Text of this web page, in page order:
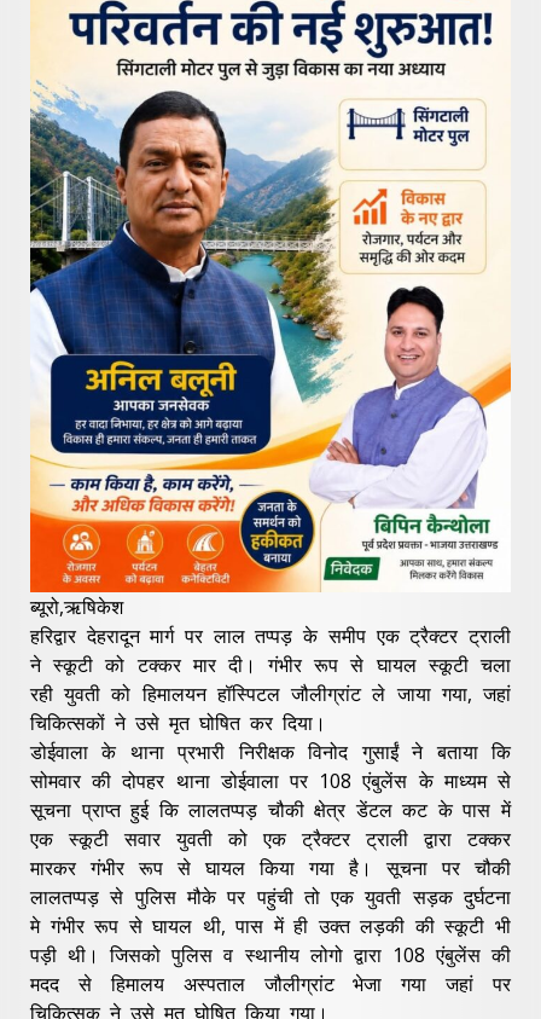
ब्यूरो,ऋषिकेश
हरिद्वार देहरादून मार्ग पर लाल तप्पड़ के समीप एक ट्रैक्टर ट्राली
ने स्कूटी को टक्कर मार दी। गंभीर रूप से घायल स्कूटी चला
रही युवती को हिमालयन हॉस्पिटल जौलीग्रांट ले जाया गया, जहां
चिकित्सकों ने उसे मृत घोषित कर दिया।
डोईवाला के थाना प्रभारी निरीक्षक विनोद गुसाईं ने बताया कि
सोमवार की दोपहर थाना डोईवाला पर 108 एंबुलेंस के माध्यम से
सूचना प्राप्त हुई कि लालतप्पड़ चौकी क्षेत्र डेंटल कट के पास में
एक स्कूटी सवार युवती को एक ट्रैक्टर ट्राली द्वारा टक्कर
मारकर गंभीर रूप से घायल किया गया है। सूचना पर चौकी
लालतप्पड़ से पुलिस मौके पर पहुंची तो एक युवती सड़क दुर्घटना
मे गंभीर रूप से घायल थी, पास में ही उक्त लड़की की स्कूटी भी
पड़ी थी। जिसको पुलिस व स्थानीय लोगो द्वारा 108 एंबुलेंस की
मदद से हिमालय अस्पताल जौलीग्रांट भेजा गया जहां पर
चिकित्सक ने उसे मृत घोषित किया गया।